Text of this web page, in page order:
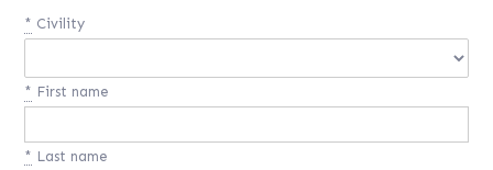
* Civility
* First name
* Last name